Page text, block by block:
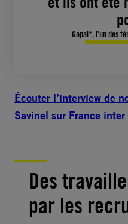
Gopal*, l’un des
Écouter l’interview de
Savinel sur France inter
Des
par les